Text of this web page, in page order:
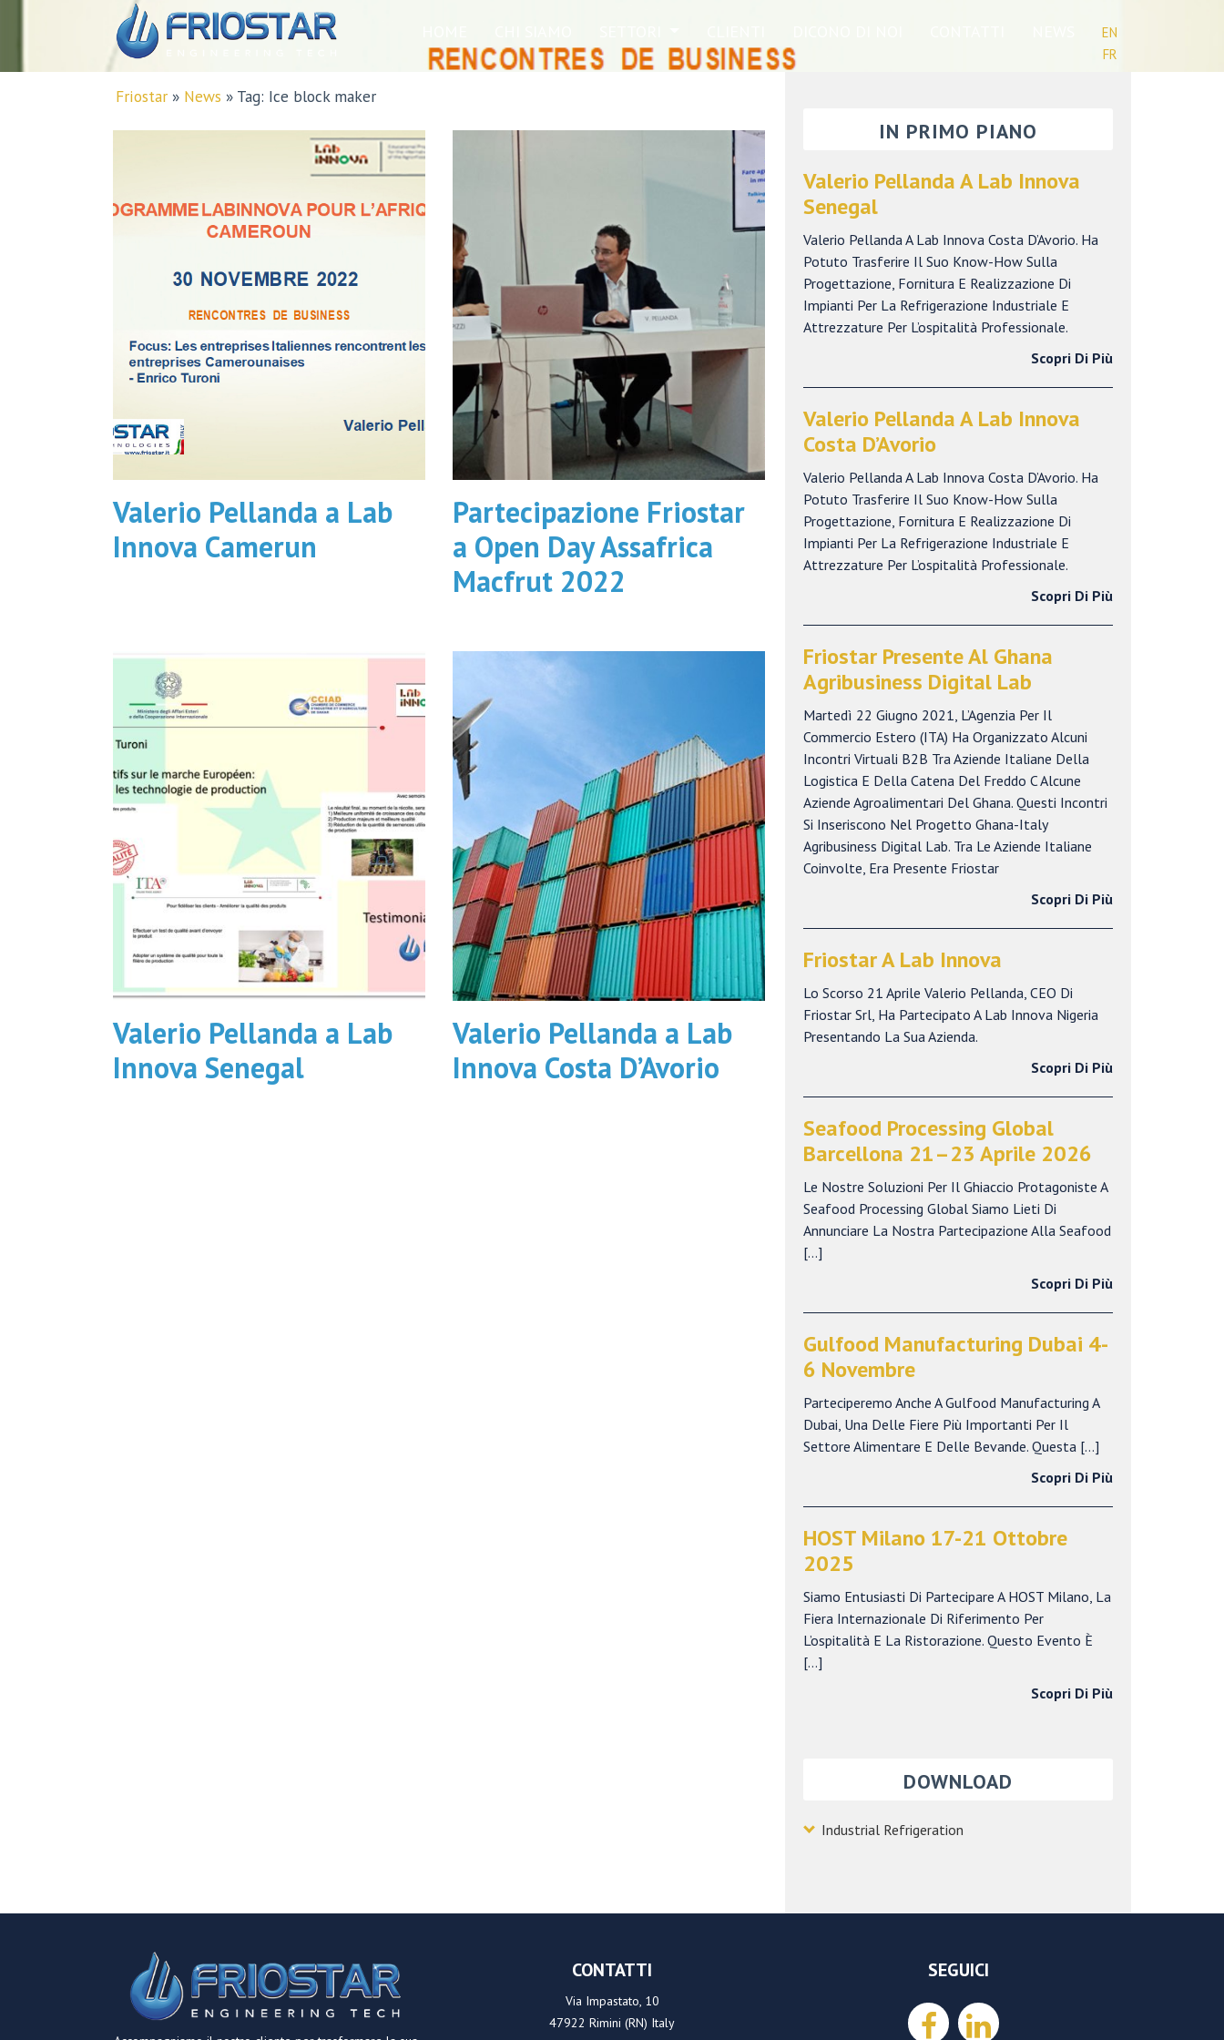
EN
FR
Friostar » News » Tag: Ice block maker
Valerio Pellanda a Lab
Innova Camerun
Partecipazione Friostar
a Open Day Assafrica
Macfrut 2022
Valerio Pellanda a Lab
Innova Senegal
Valerio Pellanda a Lab
Innova Costa D’Avorio
IN PRIMO PIANO
Valerio Pellanda A Lab Innova
Senegal
Valerio Pellanda A Lab Innova Costa D’Avorio. Ha
Potuto Trasferire Il Suo Know-How Sulla
Progettazione, Fornitura E Realizzazione Di
Impianti Per La Refrigerazione Industriale E
Attrezzature Per L’ospitalità Professionale.
Scopri Di Più
Valerio Pellanda A Lab Innova
Costa D’Avorio
Valerio Pellanda A Lab Innova Costa D’Avorio. Ha
Potuto Trasferire Il Suo Know-How Sulla
Progettazione, Fornitura E Realizzazione Di
Impianti Per La Refrigerazione Industriale E
Attrezzature Per L’ospitalità Professionale.
Scopri Di Più
Friostar Presente Al Ghana
Agribusiness Digital Lab
Martedì 22 Giugno 2021, L’Agenzia Per Il
Commercio Estero (ITA) Ha Organizzato Alcuni
Incontri Virtuali B2B Tra Aziende Italiane Della
Logistica E Della Catena Del Freddo C Alcune
Aziende Agroalimentari Del Ghana. Questi Incontri
Si Inseriscono Nel Progetto Ghana-Italy
Agribusiness Digital Lab. Tra Le Aziende Italiane
Coinvolte, Era Presente Friostar
Scopri Di Più
Friostar A Lab Innova
Lo Scorso 21 Aprile Valerio Pellanda, CEO Di
Friostar Srl, Ha Partecipato A Lab Innova Nigeria
Presentando La Sua Azienda.
Scopri Di Più
Seafood Processing Global
Barcellona 21–23 Aprile 2026
Le Nostre Soluzioni Per Il Ghiaccio Protagoniste A
Seafood Processing Global Siamo Lieti Di
Annunciare La Nostra Partecipazione Alla Seafood
[…]
Scopri Di Più
Gulfood Manufacturing Dubai 4-
6 Novembre
Parteciperemo Anche A Gulfood Manufacturing A
Dubai, Una Delle Fiere Più Importanti Per Il
Settore Alimentare E Delle Bevande. Questa […]
Scopri Di Più
HOST Milano 17-21 Ottobre
2025
Siamo Entusiasti Di Partecipare A HOST Milano, La
Fiera Internazionale Di Riferimento Per
L’ospitalità E La Ristorazione. Questo Evento È
[…]
Scopri Di Più
DOWNLOAD
Industrial Refrigeration
CONTATTI
Via Impastato, 10
47922 Rimini (RN) Italy
SEGUICI